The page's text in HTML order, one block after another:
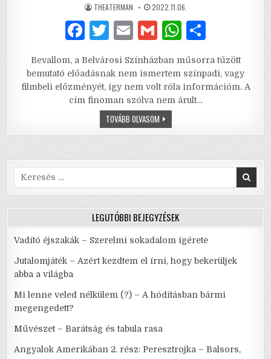
AUTHOR:
THEATERMAN PUBLISHED
DATE:
2022.11.06.
F
c
e
b
k
T
it
te
r
E
ai
l
G
ai
l
W
at
s
A
ar
e
Bevallom, a Belvárosi Színházban műsorra tűzött
bemutató előadásnak nem ismertem színpadi, vagy
filmbeli előzményét, így nem volt róla információm. A
cím finoman szólva nem árult…
TOVÁBB OLVASOMTOK-
TOK,
AVAGY
A
KOCKA?
NEURÓZISAINK
TÉRDCSAPKODÓS
Search
for:
LEGUTÓBBI BEJEGYZÉSEK
Vadító éjszakák – Szerelmi sokadalom ígérete
Jutalomjáték – Azért kezdtem el írni, hogy bekerüljek
abba a világba
Mi lenne veled nélkülem (?) – A hódításban bármi
megengedett?
Művészet – Barátság és tabula rasa
Angyalok Amerikában 2. rész: Peresztrojka – Balsors,